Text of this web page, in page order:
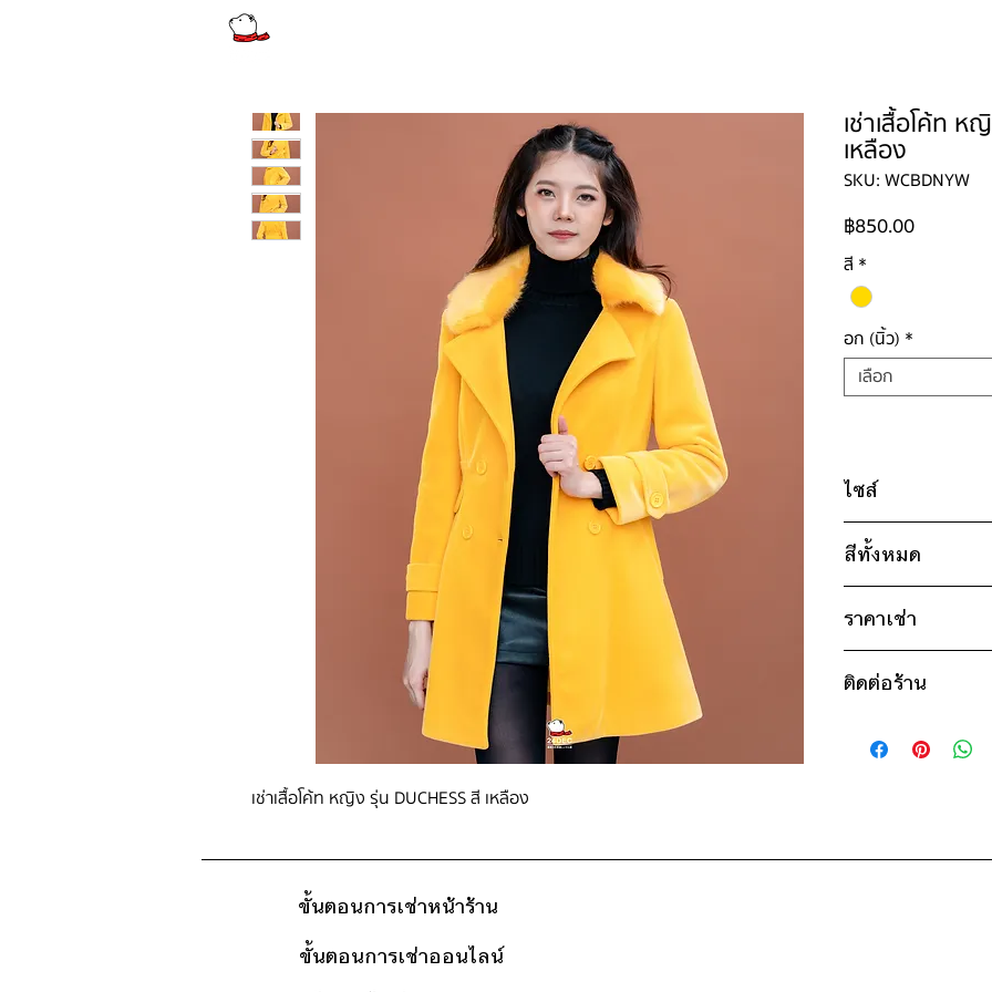
เช่าเสื้อโค้ท หญิง รุ่น DUCHESS สี เหลือง
เช่าเสื้อโค้ท ห
เหลือง
SKU: WCBDNYW
฿850.00ราคา
สี *
อก (นิ้ว) *
เลือก
ไซส์
ไซส์ : XL
อก 38" / เอว 36"
แขน 22" / ยาว
สีทั้งหมด
ราคาเช่า
ดูวิธีนับวันด้านล่าง
สอบถามราคา
ติดต่อร้าน
ดูแผนที่ร้าน
ขั้นตอนการเช่าหน้าร้าน
ขั้นตอนการเช่าออนไลน์